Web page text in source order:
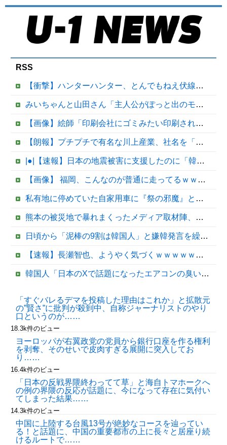
RSS
【衝撃】ハンターハンター、とんでもねえ伏線が発掘される。クルタ族の虐殺犯人がツェリードニヒだった模様！
みいちゃんと山田さん「主人公がぽっと出のモブに殺されて終わります」←これ
【画像】絵師「印刷会社にゴミみたい印刷されたから晒すわ」→お前がクレーマーだと大炎上
【朗報】プチプチで有名な川上産業、社名を「プチプチ株式会社」に変更wwwww他
|●|【速報】日本の地震被害に支援したのに「韓国産の水は水洗トイレに」
【画像】 福岡、こんなのが普通に走ってるｗｗｗｗｗｗｗｗｗｗｗｗｗｗｗｗｗｗｗｗｗｗｗｗｗｗｗｗｗｗｗｗｗｗｗｗｗｗｗｗ
私有地に停めていた自家用車に『祭の邪魔』と地元住民が移動要求、所有者は要求に応じるも次の朝にガレージに向かうと……
熊本の被災地で暴れまくったメディア取材陣、堪忍袋の緒が切れた地元住民が苦情を寄せまくった結果……
日頃から「泥棒の9割は韓国人」と嫌韓発言を繰り返すトメ！冬ソナにハマり私のヨン様グッズを勝手に持ち出したので、トメ自身の「あの自論」で撃退したったｗｗ←矛盾だらけのトメにブーメラン刺さりまくり
【速報】長瀬智也、ようやく気づくｗｗｗｗｗｗｗｗ
韓国人「日本のXで話題になったエアコンの臭いを消す方法をご覧ください」→「これマジ？」
【移民政策反対】イオンの売り場で唐揚げを食う中国人の子供
Powered by livedoor 相互RSS
「すぐバレるデマを投稿した理由はこれか」と拡散元
の”賢さ”に批判が殺到中、自称ジャーナリストのやり
口というのが……
18.3k件のビュー
ヨーロッパが右翼政党の党員から銀行口座を作る権利
を剥奪、そのせいで皮肉すぎる展開に突入してお
り……
16.4k件のビュー
「日本の反戦界隈終わってて草」と海自トマホークへ
の例の界隈の反応が話題に、今になって存在に気付い
てしまった結果……
14.3k件のビュー
中国に上陸する台風13号が絶妙なコースを辿ってい
る！と話題に、中国の重要都市の上に長々と居座り続
けるルートで……